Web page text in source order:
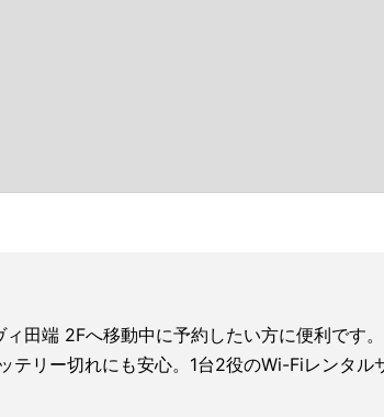
田端 2Fへ移動中に予約したい方に便利です。
リー切れにも安心。1台2役のWi-Fiレンタル